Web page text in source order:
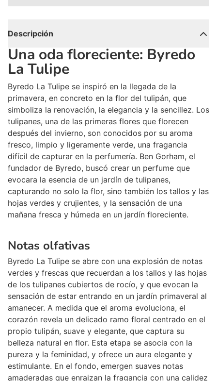
Descripción
Una oda floreciente: Byredo
La Tulipe
Byredo La Tulipe se inspiró en la llegada de la
primavera, en concreto en la flor del tulipán, que
simboliza la renovación, la elegancia y la sencillez. Los
tulipanes, una de las primeras flores que florecen
después del invierno, son conocidos por su aroma
fresco, limpio y ligeramente verde, una fragancia
difícil de capturar en la perfumería. Ben Gorham, el
fundador de Byredo, buscó crear un perfume que
evocara la esencia de un jardín de tulipanes,
capturando no solo la flor, sino también los tallos y las
hojas verdes y crujientes, y la sensación de una
mañana fresca y húmeda en un jardín floreciente.
Notas olfativas
Byredo La Tulipe se abre con una explosión de notas
verdes y frescas que recuerdan a los tallos y las hojas
de los tulipanes cubiertos de rocío, y que evocan la
sensación de estar entrando en un jardín primaveral al
amanecer. A medida que el aroma evoluciona, el
corazón revela un delicado ramo floral centrado en el
propio tulipán, suave y elegante, que captura su
belleza natural en flor. Esta etapa se asocia con la
pureza y la feminidad, y ofrece un aura elegante y
estimulante. En el fondo, emergen suaves notas
amaderadas que enraizan la fragancia con una calidez